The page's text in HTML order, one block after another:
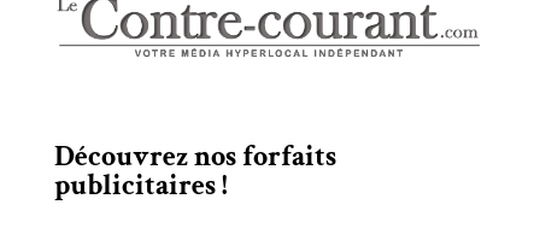
Découvrez nos forfaits
publicitaires !